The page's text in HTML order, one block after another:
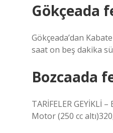
Gökçeada
Gökçeada’dan
saat on beş dakika
Bozcaada
TARİFELER GEYİKLİ
Motor (250 cc